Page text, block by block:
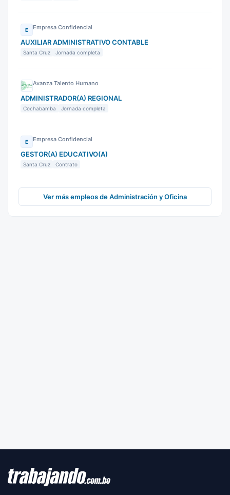
E Empresa Confidencial
AUXILIAR ADMINISTRATIVO CONTABLE
Santa Cruz Jornada completa
Avanza Talento Humano
ADMINISTRADOR(A) REGIONAL
Cochabamba Jornada completa
E Empresa Confidencial
GESTOR(A) EDUCATIVO(A)
Santa Cruz Contrato
Ver más empleos de Administración y Oficina